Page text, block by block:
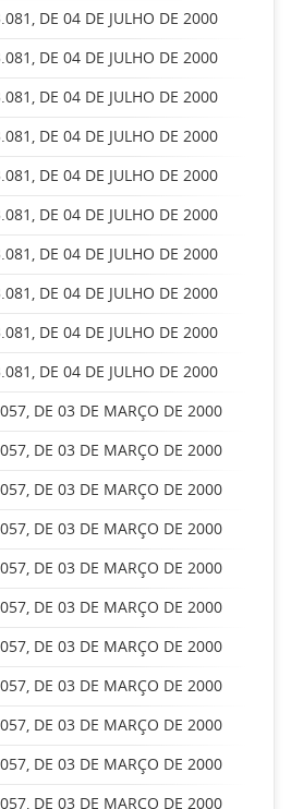
DE 04 DE JULHO DE 2000
DE 04 DE JULHO DE 2000
DE 04 DE JULHO DE 2000
DE 04 DE JULHO DE 2000
DE 04 DE JULHO DE 2000
DE 04 DE JULHO DE 2000
DE 04 DE JULHO DE 2000
DE 04 DE JULHO DE 2000
DE 04 DE JULHO DE 2000
DE 04 DE JULHO DE 2000
DE 03 DE MARÇO DE 2000
DE 03 DE MARÇO DE 2000
DE 03 DE MARÇO DE 2000
DE 03 DE MARÇO DE 2000
DE 03 DE MARÇO DE 2000
DE 03 DE MARÇO DE 2000
DE 03 DE MARÇO DE 2000
DE 03 DE MARÇO DE 2000
DE 03 DE MARÇO DE 2000
DE 03 DE MARÇO DE 2000
DE 03 DE MARÇO DE 2000